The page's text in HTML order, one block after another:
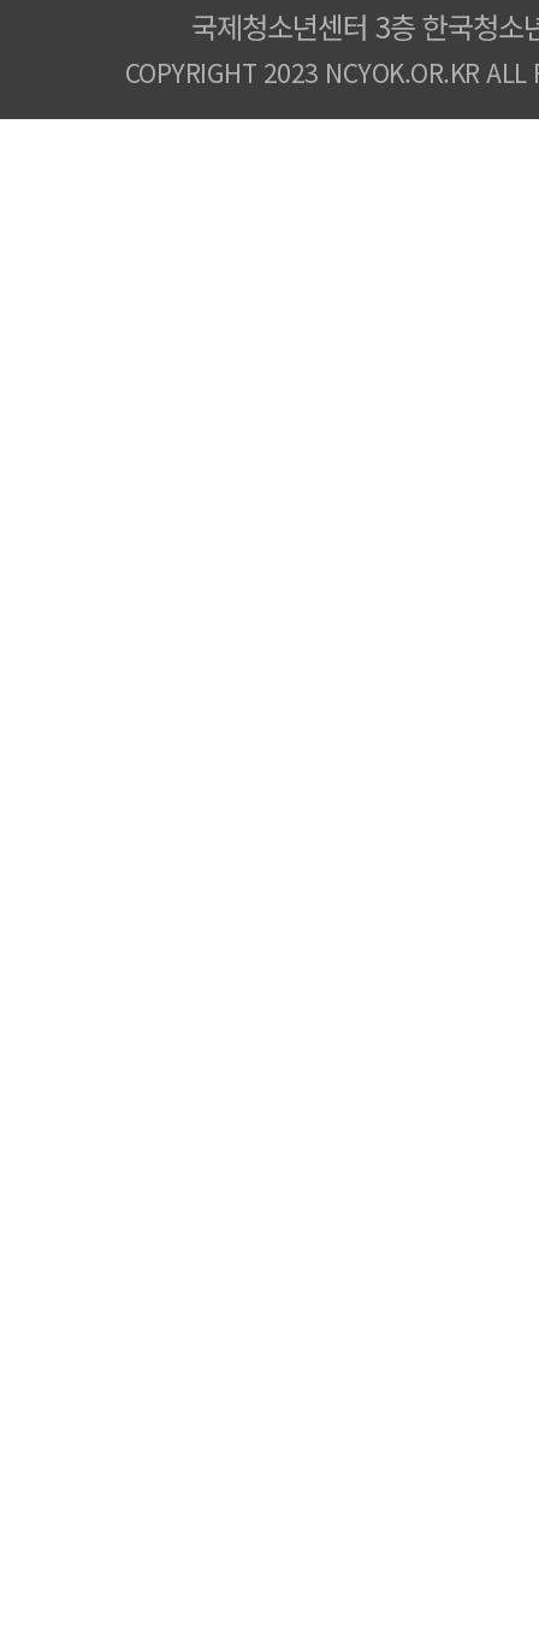
국제청소년센터 3층 한국청소
COPYRIGHT 2023 NCYOK.OR.KR ALL